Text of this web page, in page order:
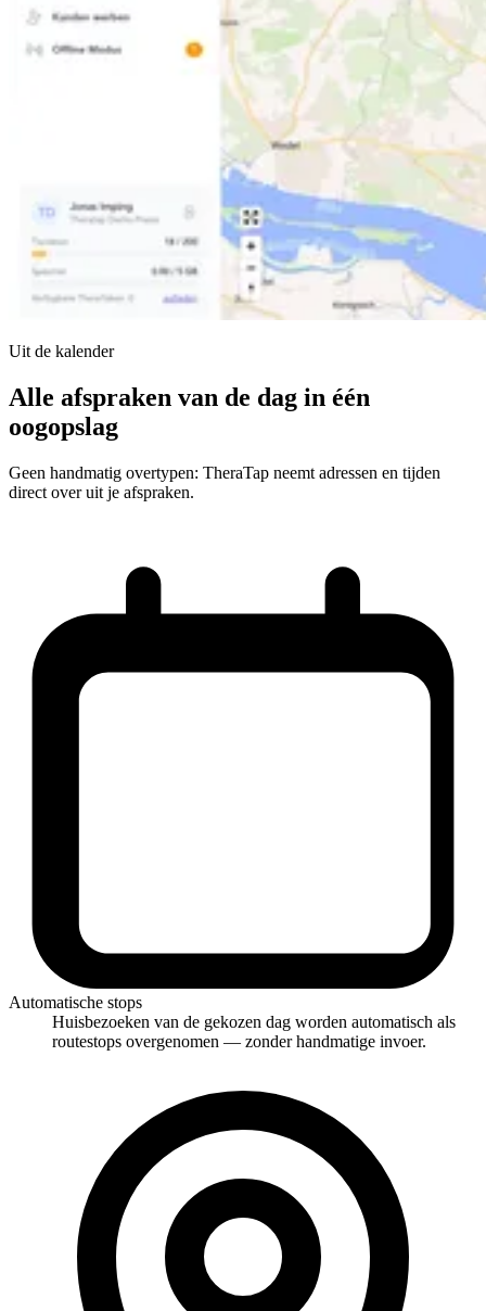
Uit de kalender
Alle afspraken van de dag in één
oogopslag
Geen handmatig overtypen: TheraTap neemt adressen en tijden
direct over uit je afspraken.
Automatische stops
Huisbezoeken van de gekozen dag worden automatisch als
routestops overgenomen — zonder handmatige invoer.